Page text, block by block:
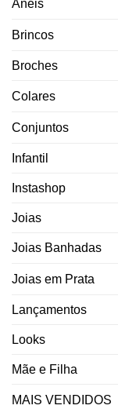
Anéis
Brincos
Broches
Colares
Conjuntos
Infantil
Instashop
Joias
Joias Banhadas
Joias em Prata
Lançamentos
Looks
Mãe e Filha
MAIS VENDIDOS